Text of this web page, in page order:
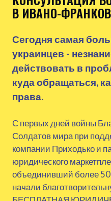
В ИВАНО-
Сегодня самая
украинцев -
действовать в
куда обращаться,
права.
С первых дней войны
Солдатов мира при
компании Приходько и
юридического
объединивший более
начали